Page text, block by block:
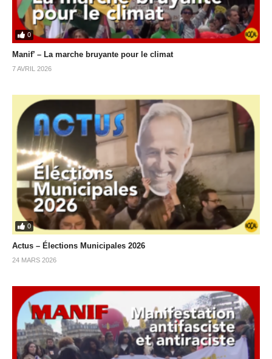
0
Manif’ – La marche bruyante pour le climat
7 AVRIL 2026
0
Actus – Élections Municipales 2026
24 MARS 2026